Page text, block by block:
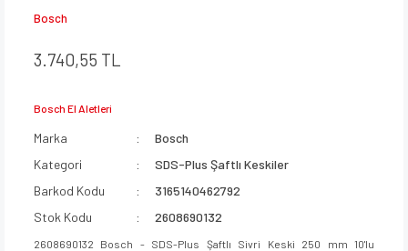
Bosch
3.740,55 TL
Bosch El Aletleri
Marka
Bosch
Kategori
SDS-Plus Şaftlı Keskiler
Barkod Kodu
3165140462792
Stok Kodu
2608690132
2608690132 Bosch - SDS-Plus Şaftlı Sivri Keski 250 mm 10'lu